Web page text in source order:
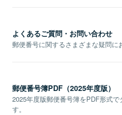
よくあるご質問・お問い合わせ
郵便番号に関するさまざまな疑問に
郵便番号簿PDF（2025年度版）
2025年度版郵便番号簿をPDF形式で
す。